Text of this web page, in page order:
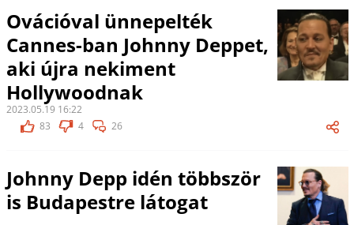
Ovációval ünnepelték
Cannes-ban Johnny Deppet,
aki újra nekiment
Hollywoodnak
2023.05.19 16:22
83
4 26
Johnny Depp idén többször
is Budapestre látogat